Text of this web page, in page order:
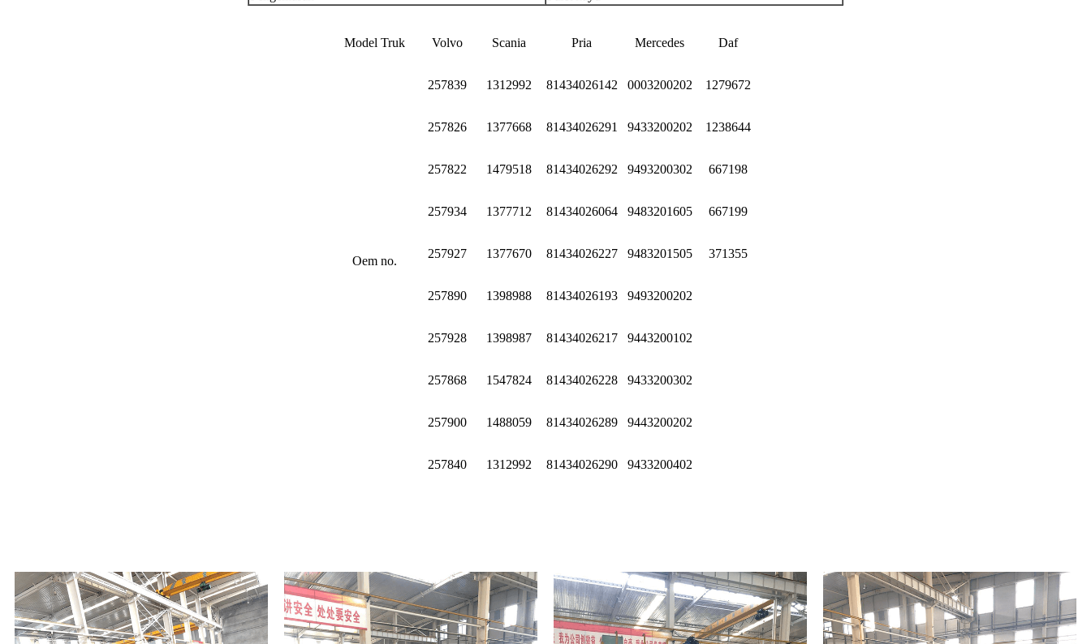
Model Truk Volvo Scania Pria Mercedes Daf
Oem no.
257839 1312992 81434026142 0003200202 1279672
257826 1377668 81434026291 9433200202 1238644
257822 1479518 81434026292 9493200302 667198
257934 1377712 81434026064 9483201605 667199
257927 1377670 81434026227 9483201505 371355
257890 1398988 81434026193 9493200202
257928 1398987 81434026217 9443200102
257868 1547824 81434026228 9433200302
257900 1488059 81434026289 9443200202
257840 1312992 81434026290 9433200402